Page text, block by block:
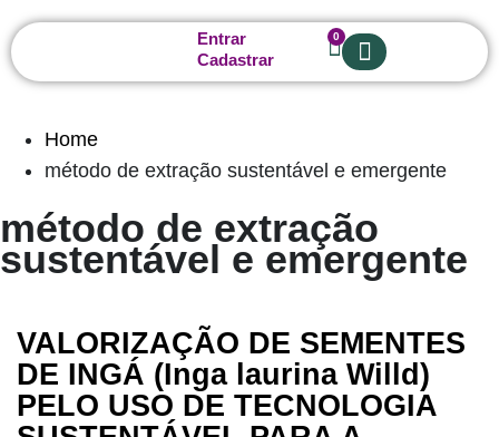
Entrar
Cadastrar
0
Home
método de extração sustentável e emergente
método de extração
sustentável e emergente
VALORIZAÇÃO DE SEMENTES
DE INGÁ (Inga laurina Willd)
PELO USO DE TECNOLOGIA